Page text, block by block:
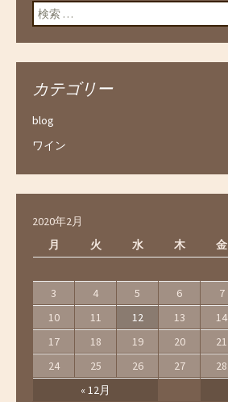
検索:
カテゴリー
blog
ワイン
2020年2月
月
火 水 木 金
« 12月
3
4 5 6 7
10
11 12 13 14
17
18 19 20 21
24
25 26 27 28